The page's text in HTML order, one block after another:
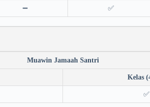
➖ ✅
Muawin Jamaah Santri
Kelas
✅